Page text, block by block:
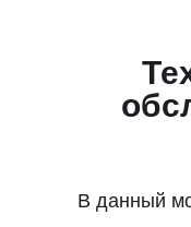
В данный